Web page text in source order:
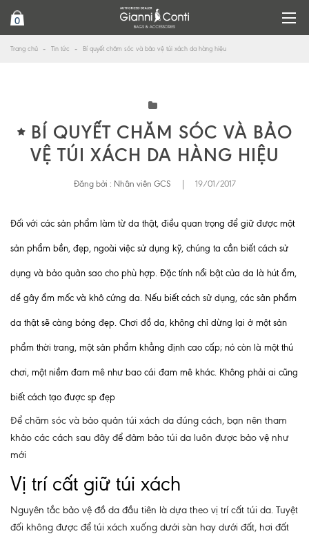
0
Trang chủ Tin tức Bí quyết chăm sóc và bảo vệ túi xách da hàng hiệu
BÍ QUYẾT CHĂM SÓC VÀ BẢO
VỆ TÚI XÁCH DA HÀNG HIỆU
Đăng bởi : Nhân viên GCS 19/01/2017
Đối với các sản phẩm làm từ da thật, điều quan trọng để giữ được một
sản phẩm bền, đẹp, ngoài việc sử dụng kỹ, chúng ta cần biết cách sử
dụng và bảo quản sao cho phù hợp. Đặc tính nổi bật của da là hút ẩm,
dể gây ẩm mốc và khô cứng da. Nếu biết cách sử dụng, các sản phẩm
da thật sẽ càng bóng đẹp. Chơi đồ da, không chỉ dừng lại ở một sản
phẩm thời trang, một sản phẩm khẳng định cao cấp; nó còn là một thú
chơi, một niềm đam mê như bao cái đam mê khác. Không phải ai cũng
biết cách tạo được sp đẹp
Để chăm sóc và bảo quản túi xách da đúng cách, bạn nên tham
khảo các cách sau đây để đảm bảo túi da luôn được bảo vệ như
mới
Vị trí cất giữ túi xách
Nguyên tắc bảo vệ đồ da đầu tiên là dựa theo vị trí cất túi da. Tuyệt
đối không được để túi xách xuống dưới sàn hay dưới đất, hơi đất